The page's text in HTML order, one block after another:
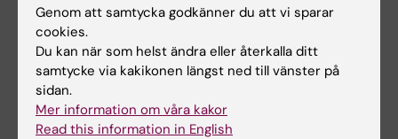
Individuellt arbete med tyngdpunkt på
laboratoriepraktik och med vissa
litteraturstudier. En individuell studieplan
upprättas av handledare och student
tillsammans inför kursen.
Genom att samtycka godkänner du att vi sparar
cookies.
Du kan när som helst ändra eller återkalla ditt
samtycke via kakikonen längst ned till vänster på
sidan.
Mer information om våra kakor
Read this information in English